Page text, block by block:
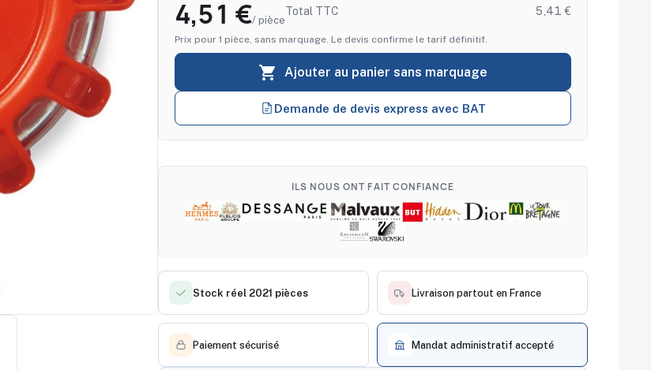
4,51 €/ pièce
Total TTC
5,41 €
Prix pour 1 pièce, sans marquage. Le devis confirme le tarif définitif.
 Ajouter au panier sans marquage
Demande de devis express avec BAT
ILS NOUS ONT FAIT CONFIANCE
Stock réel 2021 pièces Livraison partout en France
Paiement sécurisé Mandat administratif accepté